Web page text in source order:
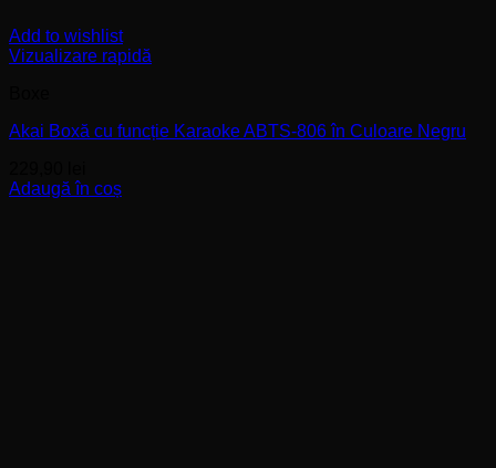
Add to wishlist
Vizualizare rapidă
Akai Boxă cu funcție Karaoke ABTS-806 în Culoare Negru
Adaugă în coș